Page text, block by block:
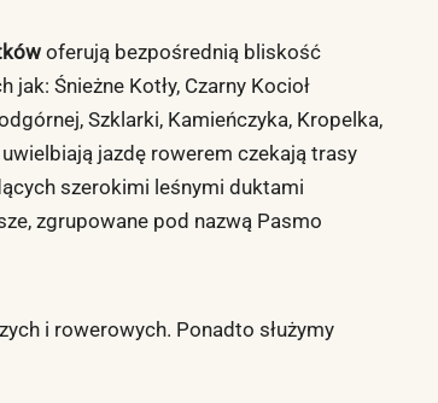
oferują bezpośrednią bliskość
Śnieżne Kotły, Czarny Kocioł
Szklarki, Kamieńczyka, Kropelka,
jazdę rowerem czekają trasy
szerokimi leśnymi duktami
zgrupowane pod nazwą Pasmo
i rowerowych. Ponadto służymy